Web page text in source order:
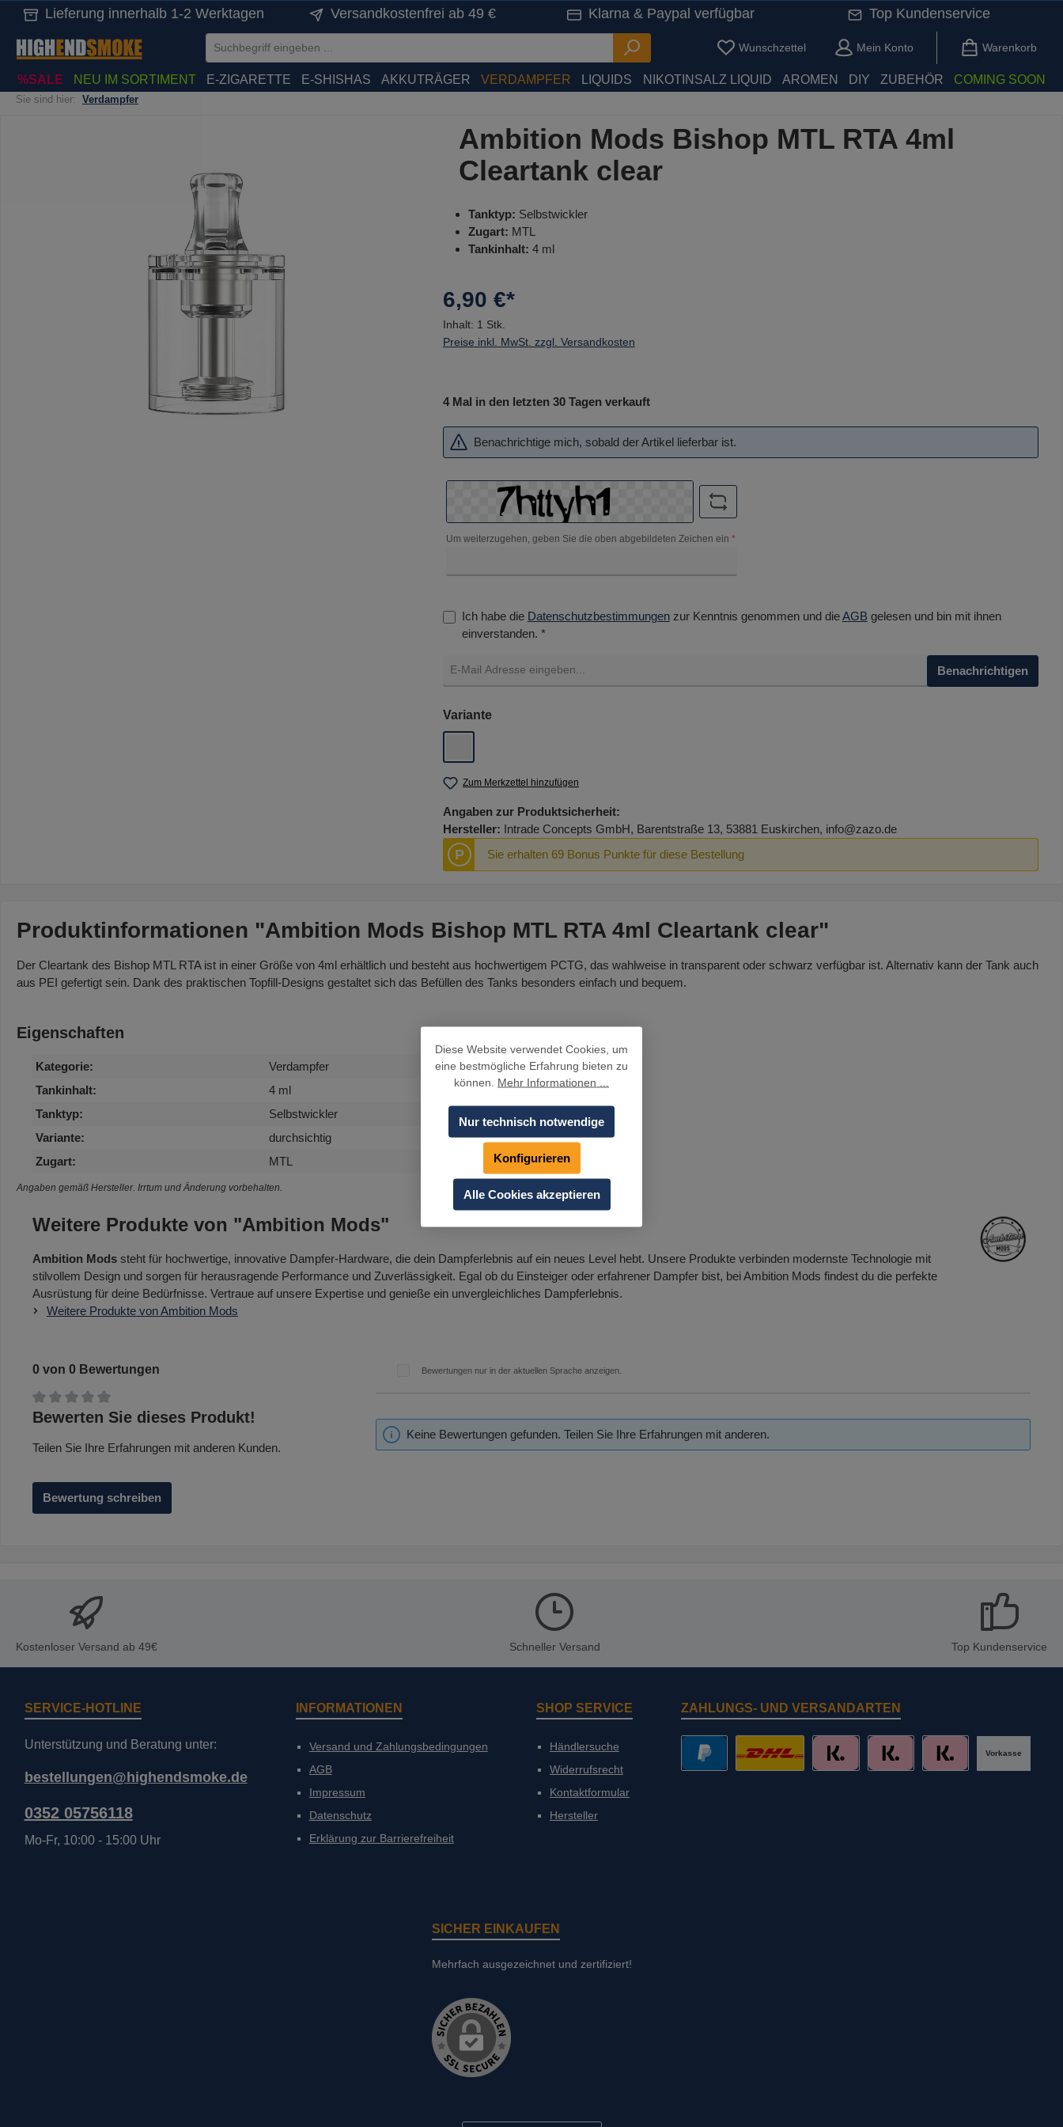
Zur Hauptnavigation springen
Lieferung innerhalb 1-2 Werktagen Versandkostenfrei ab 49 € Klarna & Paypal verfügbar Top Kundenservice
Wunschzettel Du hast 0 Produkte auf dem Merkzettel
Mein Konto Warenkorb
%SALE NEU IM SORTIMENT E-ZIGARETTE E-SHISHAS AKKUTRÄGER VERDAMPFER LIQUIDS NIKOTINSALZ LIQUID AROMEN DIY ZUBEHÖR COMING SOON
Sie sind hier: Verdampfer
Ambition Mods Bishop MTL RTA 4ml
Cleartank clear
Tanktyp: Selbstwickler
Zugart: MTL
Tankinhalt: 4 ml
6,90 €*
Inhalt: 1 Stk.
Preise inkl. MwSt. zzgl. Versandkosten
4 Mal in den letzten 30 Tagen verkauft
Benachrichtige mich, sobald der Artikel lieferbar ist.
Um weiterzugehen, geben Sie die oben abgebildeten Zeichen ein *
Ich habe die Datenschutzbestimmungenzur Kenntnis genommen und dieAGB gelesen und bin mit ihnen
einverstanden. *
Benachrichtigen
Varianteauswählen
Zum Merkzettel hinzufügen
Angaben zur Produktsicherheit:
Hersteller: Intrade Concepts GmbH, Barentstraße 13, 53881 Euskirchen, info@zazo.de
P Sie erhalten 69 Bonus Punkte für diese Bestellung
Produktinformationen "Ambition Mods Bishop MTL RTA 4ml Cleartank clear"
Der Cleartank des Bishop MTL RTA ist in einer Größe von 4ml erhältlich und besteht aus hochwertigem PCTG, das wahlweise in transparent oder schwarz verfügbar ist. Alternativ kann der Tank auch
aus PEI gefertigt sein. Dank des praktischen Topfill-Designs gestaltet sich das Befüllen des Tanks besonders einfach und bequem.
Eigenschaften
Kategorie:
Verdampfer
Tankinhalt:
4 ml
Tanktyp:
Selbstwickler
Variante:
durchsichtig
Zugart:
MTL
Angaben gemäß Hersteller. Irrtum und Änderung vorbehalten.
Weitere Produkte von "Ambition Mods"
Ambition Mods steht für hochwertige, innovative Dampfer-Hardware, die dein Dampferlebnis auf ein neues Level hebt. Unsere Produkte verbinden modernste Technologie mit
stilvollem Design und sorgen für herausragende Performance und Zuverlässigkeit. Egal ob du Einsteiger oder erfahrener Dampfer bist, bei Ambition Mods findest du die perfekte
Ausrüstung für deine Bedürfnisse. Vertraue auf unsere Expertise und genieße ein unvergleichliches Dampferlebnis.
Weitere Produkte von Ambition Mods
0 von 0 Bewertungen
Durchschnittliche Bewertung von 0 von 5 Sternen
Bewerten Sie dieses Produkt!
Teilen Sie Ihre Erfahrungen mit anderen Kunden.
Bewertung schreiben
Bewertungen nur in der aktuellen Sprache anzeigen.
Keine Bewertungen gefunden. Teilen Sie Ihre Erfahrungen mit anderen.
Kostenloser Versand ab 49€ Schneller Versand Top Kundenservice
SERVICE-HOTLINE
Unterstützung und Beratung unter:
bestellungen@highendsmoke.de
0352 05756118
Mo-Fr, 10:00 - 15:00 Uhr
INFORMATIONEN
Versand und Zahlungsbedingungen
AGB
Impressum
Datenschutz
Erklärung zur Barrierefreiheit
SHOP SERVICE
Händlersuche
Widerrufsrecht
Kontaktformular
Hersteller
ZAHLUNGS- UND VERSANDARTEN
Vorkasse
SICHER EINKAUFEN
Mehrfach ausgezeichnet und zertifiziert!
Diese Website verwendet Cookies, um
eine bestmögliche Erfahrung bieten zu
können. Mehr Informationen ...
Nur technisch notwendige
Konfigurieren
Alle Cookies akzeptieren